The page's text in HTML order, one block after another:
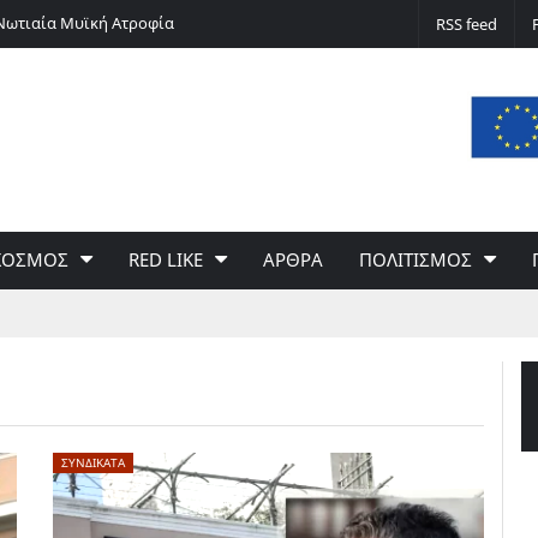
Μυϊκή Ατροφία
Επανέναρξη εργασιών αντικατάστασης
ύδρευσης Μεσολογγίου
RSS feed
RED LIKE ΑΡΘΡΑ ΠΟΛΙΤΙΣΜΟΣ
ΣΥΝΔΙΚΑΤΑ